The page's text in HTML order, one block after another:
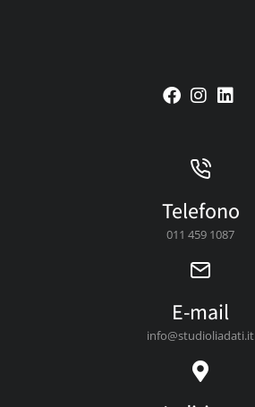
Telefono
011 459 1087
E-mail
info@studioliadati.it